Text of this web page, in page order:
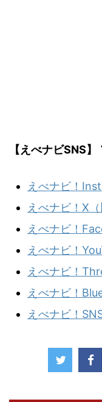
【えべナビSNS
えべナビ！
えべナビ！X
えべナビ！
えべナビ！
えべナビ！
えべナビ！
えべナビ！